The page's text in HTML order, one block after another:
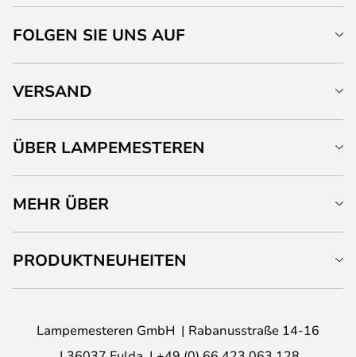
FOLGEN SIE UNS AUF
VERSAND
ÜBER LAMPEMESTEREN
MEHR ÜBER
PRODUKTNEUHEITEN
Lampemesteren GmbH
Rabanusstraße 14-16